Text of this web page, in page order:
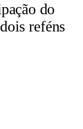
do
reféns